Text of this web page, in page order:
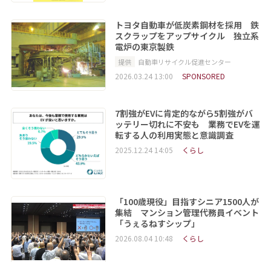
トヨタ自動車が低炭素鋼材を採用 鉄
スクラップをアップサイクル 独立系
電炉の東京製鉄
提供 自動車リサイクル促進センター
2026.03.24 13:00 SPONSORED
7割強がEVに肯定的ながら5割強がバ
ッテリー切れに不安も 業務でEVを運
転する人の利用実態と意識調査
2025.12.24 14:05 くらし
「100歳現役」目指すシニア1500人が
集結 マンション管理代務員イベント
「うぇるねすシップ」
2026.08.04 10:48 くらし